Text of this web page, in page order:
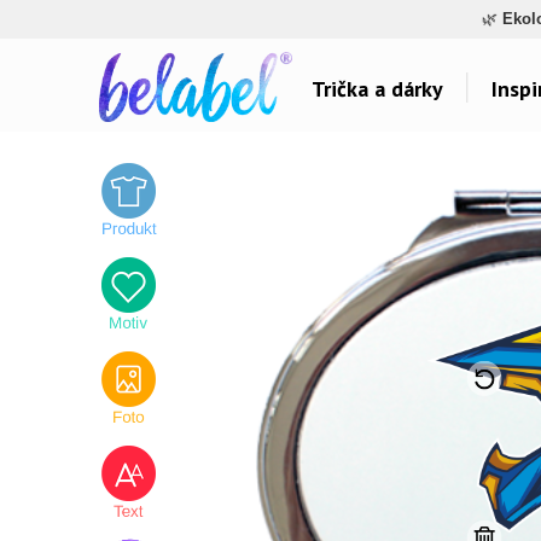
🌿
Trička a dárky
Dárky pro..
Dárky pro maminku
Dárky pro ségru
Dárky pro tátu
Dárky pro bráchu
Dárky pro partnera
Dárky pro partnerku
Dárky pro přátele
Sport a auta
Dětské
Hlášky
Humor
Autorská grafika